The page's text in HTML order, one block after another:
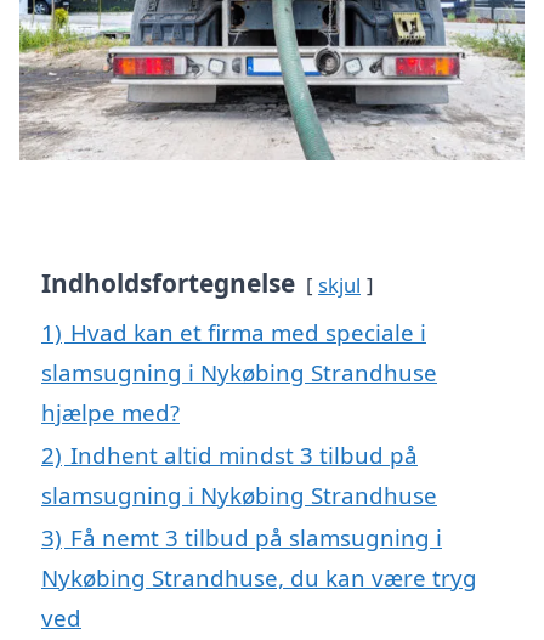
Indholdsfortegnelse skjul
1) Hvad kan et firma med speciale i
slamsugning i Nykøbing Strandhuse
hjælpe med?
2) Indhent altid mindst 3 tilbud på
slamsugning i Nykøbing Strandhuse
3) Få nemt 3 tilbud på slamsugning i
Nykøbing Strandhuse, du kan være tryg
ved